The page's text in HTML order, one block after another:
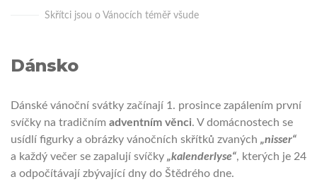
Skřítci jsou o Vánocích téměř všude
Dánsko
Dánské vánoční svátky začínají 1. prosince zapálením první
svíčky na tradičním adventním věnci. V domácnostech se
usídlí figurky a obrázky vánočních skřítků zvaných „nisser“
a každý večer se zapalují svíčky „kalenderlyse“, kterých je 24
a odpočítávají zbývající dny do Štědrého dne.